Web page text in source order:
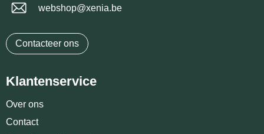
webshop@xenia.be
Contacteer ons
Klantenservice
Over ons
Contact